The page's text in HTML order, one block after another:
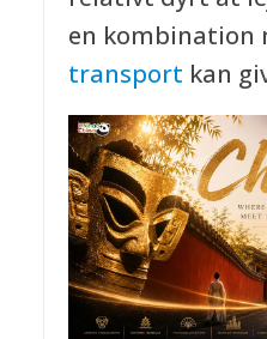
en kombination
transport kan